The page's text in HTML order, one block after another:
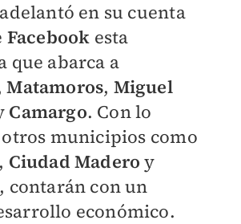
en su cuenta
Facebook esta
que abarca a
Matamoros, Miguel
Camargo. Con lo
municipios como
, Ciudad Madero y
, contarán con un
económico.